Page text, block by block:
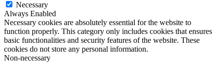
Necessary
Always Enabled
Necessary cookies are absolutely essential for the website to
function properly. This category only includes cookies that ensures
basic functionalities and security features of the website. These
cookies do not store any personal information.
Non-necessary